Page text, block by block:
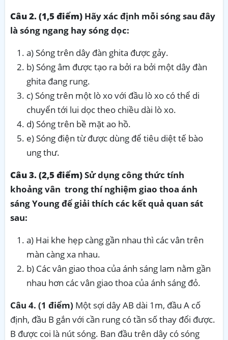
Câu 2. (1,5 điểm) Hãy xác định mỗi sóng sau đây
là sóng ngang hay sóng dọc:
a) Sóng trên dây đàn ghita được gảy.
b) Sóng âm được tạo ra bởi ra bởi một dây đàn
ghita đang rung.
c) Sóng trên một lò xo với đầu lò xo có thể di
chuyển tới lui dọc theo chiều dài lò xo.
d) Sóng trên bề mặt ao hồ.
e) Sóng điện từ được dùng để tiêu diệt tế bào
ung thư.
Câu 3. (2,5 điểm)Sử dụng công thức tính
khoảng vân trong thí nghiệm giao thoa ánh
sáng Young để giải thích các kết quả quan sát
sau:
a) Hai khe hẹp càng gần nhau thì các vân trên
màn càng xa nhau.
b) Các vân giao thoa của ánh sáng lam nằm gần
nhau hơn các vân giao thoa của ánh sáng đỏ.
Câu 4. (1 điểm) Một sợi dây AB dài 1m, đầu A cố
định, đầu B gắn với cần rung có tần số thay đổi được.
B được coi là nút sóng. Ban đầu trên dây có sóng